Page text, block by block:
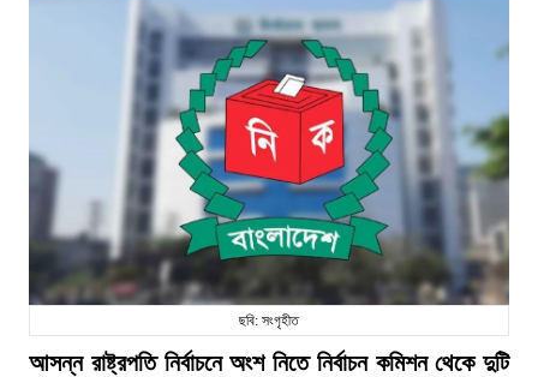
ছবি: সংগৃহীত
আসন্ন রাষ্ট্রপতি নির্বাচনে অংশ নিতে নির্বাচন কমিশন থেকে দুটি